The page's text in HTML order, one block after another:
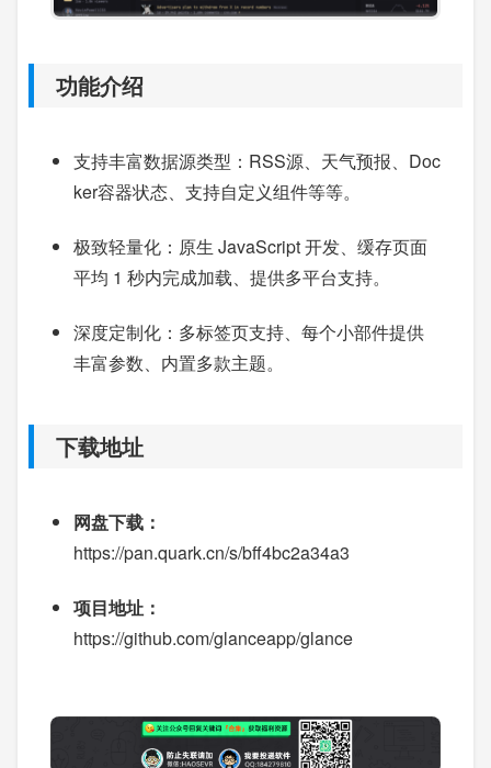
功能介绍
支持丰富数据源类型：RSS源、天气预报、Doc
ker容器状态、支持自定义组件等等。
极致轻量化：原生 JavaScript 开发、缓存页面
平均 1 秒内完成加载、提供多平台支持。
深度定制化：多标签页支持、每个小部件提供
丰富参数、内置多款主题。
下载地址
网盘下载：
https://pan.quark.cn/s/bff4bc2a34a3
项目地址：
https://github.com/glanceapp/glance